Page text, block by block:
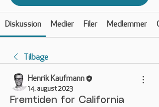
Diskussion Medier Filer Medlemmer
Tilbage
Henrik Kaufmann
14. august 2023
Fremtiden for California